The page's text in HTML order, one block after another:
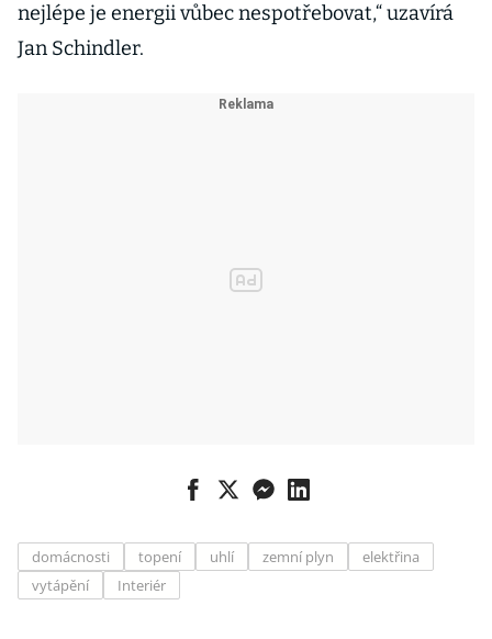
nejlépe je energii vůbec nespotřebovat,“ uzavírá
Jan Schindler.
domácnosti topení uhlí zemní plyn
elektřina
vytápění
Interiér